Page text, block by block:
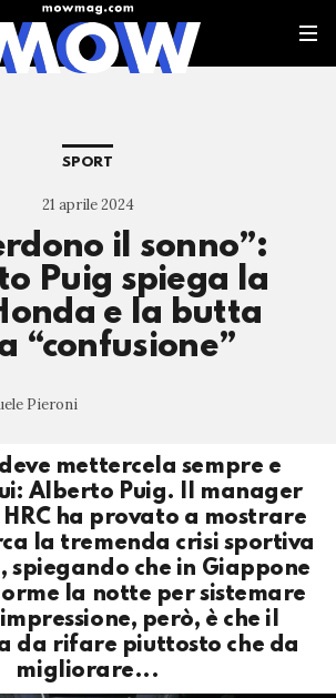
SPORT
21 aprile 2024
il sonno”:
Puig spiega la
e la butta
“confusione”
Pieroni
mettercela sempre e
Alberto Puig. Il manager
ha provato a mostrare
la tremenda crisi sportiva
spiegando che in Giappone
la notte per sistemare
però, è che il
da rifare piuttosto che da
migliorare...